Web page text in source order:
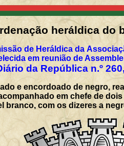
heráldica do
de Heráldica da
em reunião de
da República n.º
e encordoado de negro,
em chefe de
branco, com os dizeres a